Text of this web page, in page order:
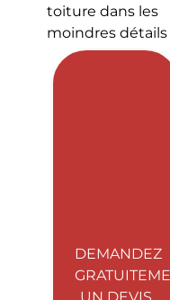
toiture dans les
moindres détails
DEMANDEZ